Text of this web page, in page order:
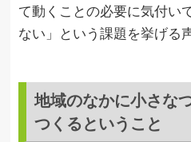
て動くことの必要に気付い
ない」という課題を挙げる
地域のなかに小さな
つくるということ